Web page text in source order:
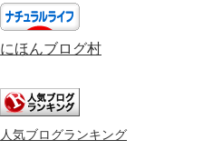
にほんブログ村
人気ブログランキング